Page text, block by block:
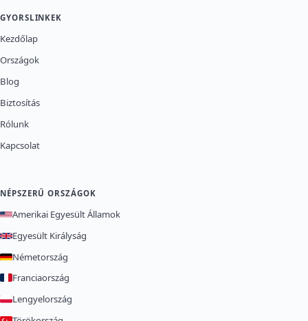
GYORSLINKEK
Kezdőlap
Országok
Blog
Biztosítás
Rólunk
Kapcsolat
NÉPSZERŰ ORSZÁGOK
Amerikai Egyesült Államok
Egyesült Királyság
Németország
Franciaország
Lengyelország